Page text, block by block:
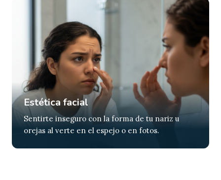
Estética facial
Sentirte inseguro con la forma de tu nariz u
orejas al verte en el espejo o en fotos.